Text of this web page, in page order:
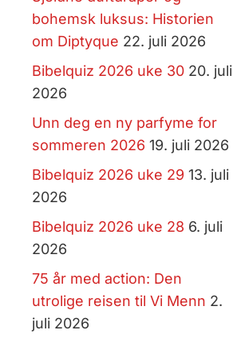
bohemsk luksus: Historien
om Diptyque 22. juli 2026
Bibelquiz 2026 uke 30 20. juli
2026
Unn deg en ny parfyme for
sommeren 2026 19. juli 2026
Bibelquiz 2026 uke 29 13. juli
2026
Bibelquiz 2026 uke 28 6. juli
2026
75 år med action: Den
utrolige reisen til Vi Menn 2.
juli 2026